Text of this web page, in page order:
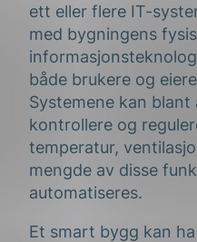
ett eller flere IT-
med bygningens
både brukere og
Systemene kan
kontrollere og
temperatur,
mengde av disse
automatiseres.
Et smart bygg kan